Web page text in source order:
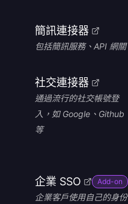
簡訊連接器
包括簡訊服務、API 網關
社交連接器
通過流行的社交帳號登
入，如 Google、Github
等
企業 SSO Add-on
企業客戶使用自己的身份